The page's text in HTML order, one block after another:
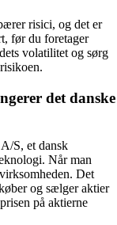
risici, og det er
før du foretager
volatilitet og sørg
det danske
S, et dansk
Når man
Det
og sælger aktier
på aktierne